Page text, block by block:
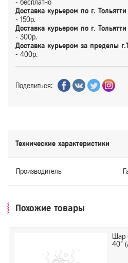
- бесплатно
Доставка курьером по г.
- 150р.
Доставка курьером по г.
- 300р.
Доставка курьером за пределы
- 400р.
Поделиться:
Технические характеристики
Производитель
Похожие товары
Шар
40"